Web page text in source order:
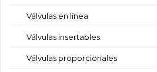
Válvulas en línea
Válvulas insertables
Válvulas proporcionales